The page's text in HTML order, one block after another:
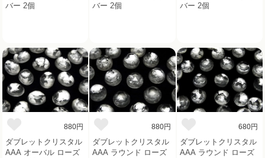
バー 2個
バー 2個
バー 2個
880円
ダブレットクリスタル
AAA オーバル ローズ
880円
ダブレットクリスタル
AAA ラウンド ローズ
680円
ダブレットクリスタル
AAA ラウンド ローズ